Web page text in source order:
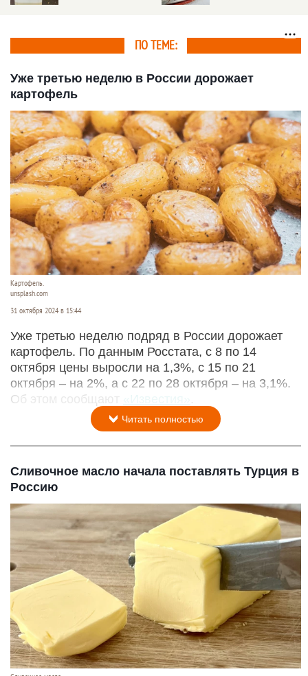
ПО ТЕМЕ:
Уже третью неделю в России дорожает
картофель
Картофель.
unsplash.com
31 октября 2024 в 15:44
Уже третью неделю подряд в России дорожает
картофель. По данным Росстата, с 8 по 14
октября цены выросли на 1,3%, с 15 по 21
октября – на 2%, а с 22 по 28 октября – на 3,1%.
Об этом сообщают
«Известия»
Читать полностью
Сливочное масло начала поставлять Турция в
Россию